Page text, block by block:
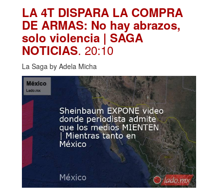
LA 4T DISPARA LA COMPRA
DE ARMAS: No hay abrazos,
solo violencia | SAGA
NOTICIAS. 20:10
La Saga by Adela Micha